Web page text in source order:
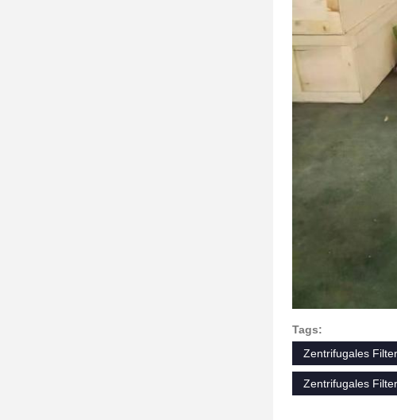
Tags:
Zentrifugales
Zentrifugales